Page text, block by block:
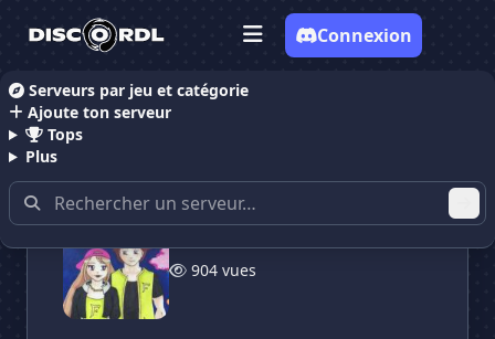
Serveurs par jeu et catégorie
Ajoute ton serveur
Tops
Plus
Connexion
Accueil Serveurs Discord RolePlay
904 vues
Vote pour Firefly's School
Es-tu sûr de vouloir supprimer ton avis de ce
Firefly's School